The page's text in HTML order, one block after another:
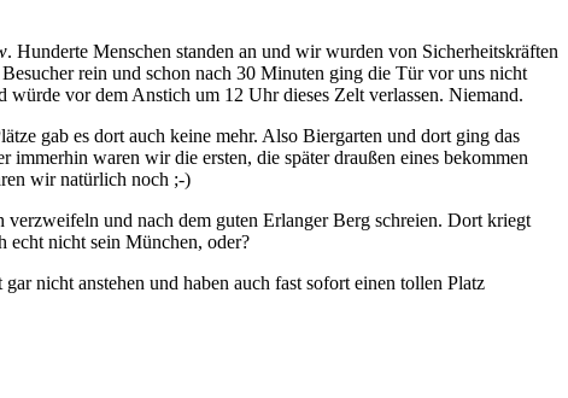
. Hunderte Menschen standen an und wir wurden von Sicherheitskräften
rein und schon nach 30 Minuten ging die Tür vor uns nicht
vor dem Anstich um 12 Uhr dieses Zelt verlassen. Niemand.
gab es dort auch keine mehr. Also Biergarten und dort ging das
waren wir die ersten, die später draußen eines bekommen
wir natürlich noch ;-)
und nach dem guten Erlanger Berg schreien. Dort kriegt
echt nicht sein München, oder?
nicht anstehen und haben auch fast sofort einen tollen Platz